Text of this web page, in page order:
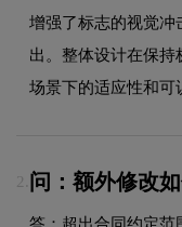
增强了标志的视觉冲
出。整体设计在保持
场景下的适应性和可
2. 问：额外修改
答：超出合同约定范